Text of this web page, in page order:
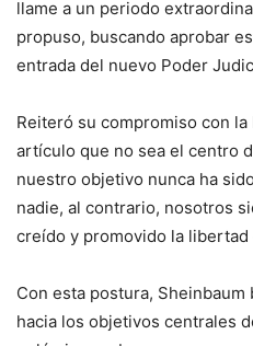
llame a un periodo
propuso, buscando aprobar
entrada del nuevo Poder
Reiteró su compromiso con
artículo que no sea el centro
nuestro objetivo nunca ha
nadie, al contrario, nosotros
creído y promovido la libertad
Con esta postura,
hacia los objetivos centrales